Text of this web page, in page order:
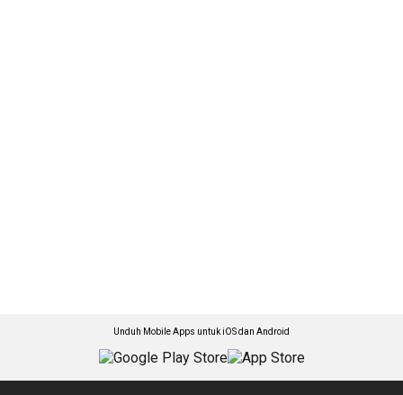
Unduh Mobile Apps untuk iOS dan Android